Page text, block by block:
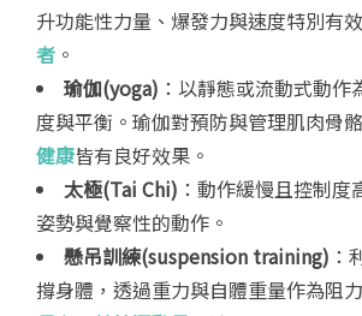
升功能性力量、爆發力與速度特別有
者 。
瑜伽(yoga) ：以靜態或流動式動作
度與平衡。瑜伽對預防與管理肌肉骨
健康皆有良好效果。
太極(Tai Chi) ：動作緩慢且控制度
姿勢與覺察性的動作。
懸吊訓練(suspension training) ：
撐身體，透過重力與自體重量作為阻